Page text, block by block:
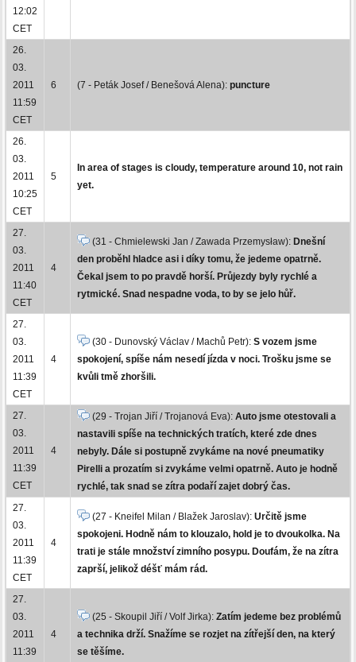
12:02
CET
26.
03.
2011
11:59
CET
6 (7 - Peták Josef / Benešová Alena): puncture
26.
03.
2011
10:25
CET
5
In area of stages is cloudy, temperature around 10, not rain
yet.
27.
03.
2011
11:40
CET
4
(31 - Chmielewski Jan / Zawada Przemysław): Dnešní
den proběhl hladce asi i díky tomu, že jedeme opatrně.
Čekal jsem to po pravdě horší. Průjezdy byly rychlé a
rytmické. Snad nespadne voda, to by se jelo hůř.
27.
03.
2011
11:39
CET
4
(30 - Dunovský Václav / Machů Petr): S vozem jsme
spokojení, spíše nám nesedí jízda v noci. Trošku jsme se
kvůli tmě zhoršili.
27.
03.
2011
11:39
CET
4
(29 - Trojan Jiří / Trojanová Eva): Auto jsme otestovali a
nastavili spíše na technických tratích, které zde dnes
nebyly. Dále si postupně zvykáme na nové pneumatiky
Pirelli a prozatím si zvykáme velmi opatrně. Auto je hodně
rychlé, tak snad se zítra podaří zajet dobrý čas.
27.
03.
2011
11:39
CET
4
(27 - Kneifel Milan / Blažek Jaroslav): Určitě jsme
spokojeni. Hodně nám to klouzalo, hold je to dvoukolka. Na
trati je stále množství zimního posypu. Doufám, že na zítra
zaprší, jelikož déšť mám rád.
27.
03.
2011
11:39
4
(25 - Skoupil Jiří / Volf Jirka): Zatím jedeme bez problémů
a technika drží. Snažíme se rozjet na zítřejší den, na který
se těšíme.